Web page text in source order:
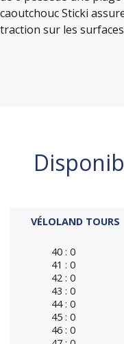
caoutchouc Sticki
traction sur les
VÉLOLAND TOURS
40 : 0
41 : 0
42 : 0
43 : 0
44 : 0
45 : 0
46 : 0